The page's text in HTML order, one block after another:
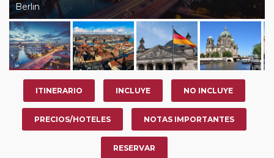
Pasajero Club:este circuito, en cualquier época del
año, ofrece a los pasajeros que ya hayan viajado con
nosotros en los últimos 3 años y que pertenezcan a
nuestro Club de Pasajeros (cuya obtención se realiza
tras rellenar el cuestionario de satisfacción en "Mi viaje")
o los que estén en luna de miel contarán con un
descuento del 5%.
Berlin
ITINERARIO INCLUYE NO INCLUYE
PRECIOS/HOTELES NOTAS IMPORTANTES
RESERVAR